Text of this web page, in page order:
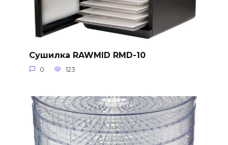
Сушилка RAWMID RMD-10
0 123